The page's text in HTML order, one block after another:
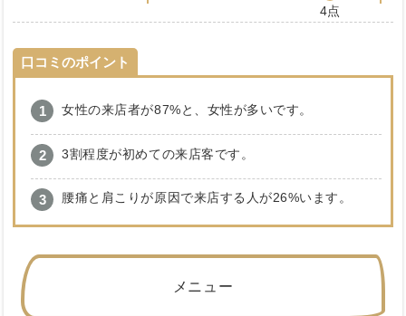
4点
口コミのポイント
女性の来店者が87%と、女性が多いです。
3割程度が初めての来店客です。
腰痛と肩こりが原因で来店する人が26%います。
メニュー